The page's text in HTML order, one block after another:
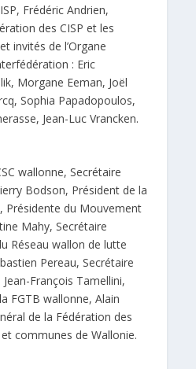
Frédéric Andrien,
des CISP et les
invités de l’Organe
: Eric
Morgane Eeman, Joël
Sophia Papadopoulos,
Jean-Luc Vrancken.
wallonne, Secrétaire
Bodson, Président de la
Présidente du Mouvement
Mahy, Secrétaire
Réseau wallon de lutte
Pereau, Secrétaire
François Tamellini,
FGTB wallonne, Alain
de la Fédération des
communes de Wallonie.